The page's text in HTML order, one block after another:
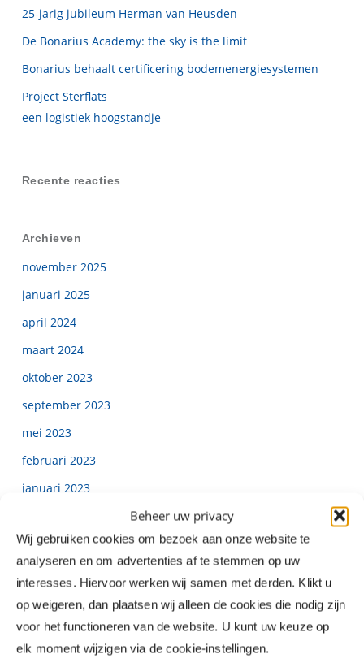
Beheer uw privacy
Wij gebruiken cookies om bezoek aan onze website te
analyseren en om advertenties af te stemmen op uw
interesses. Hiervoor werken wij samen met derden. Klikt u
op weigeren, dan plaatsen wij alleen de cookies die nodig zijn
voor het functioneren van de website. U kunt uw keuze op
elk moment wijzigen via de cookie-instellingen.
25-jarig jubileum Herman van Heusden
De Bonarius Academy: the sky is the limit
Bonarius behaalt certificering bodemenergiesystemen
Project Sterflats
een logistiek hoogstandje
Recente reacties
Archieven
november 2025
januari 2025
april 2024
maart 2024
oktober 2023
september 2023
mei 2023
februari 2023
januari 2023
oktober 2022
juni 2022
november 2021
mei 2021
april 2021